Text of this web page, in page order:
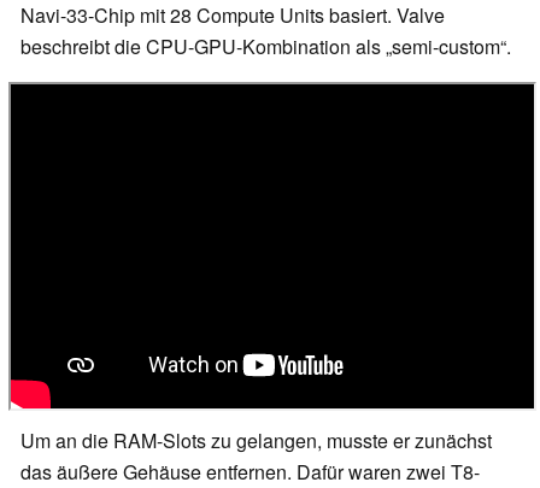
Navi-33-Chip mit 28 Compute Units basiert. Valve
beschreibt die CPU-GPU-Kombination als „semi-custom“.
Um an die RAM-Slots zu gelangen, musste er zunächst
das äußere Gehäuse entfernen. Dafür waren zwei T8-